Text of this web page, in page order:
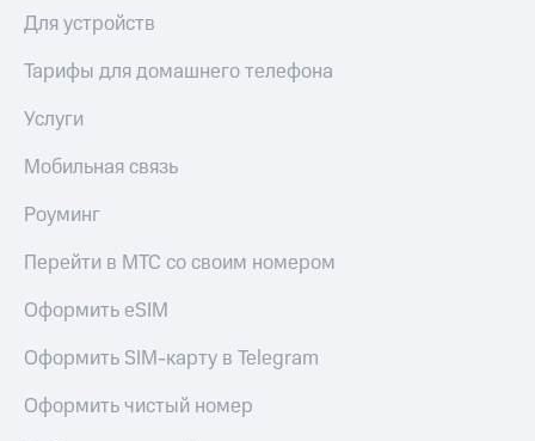
Для устройств
Тарифы для домашнего телефона
Услуги
Мобильная связь
Роуминг
Перейти в МТС со своим номером
Оформить eSIM
Оформить SIM-карту в Telegram
Оформить чистый номер